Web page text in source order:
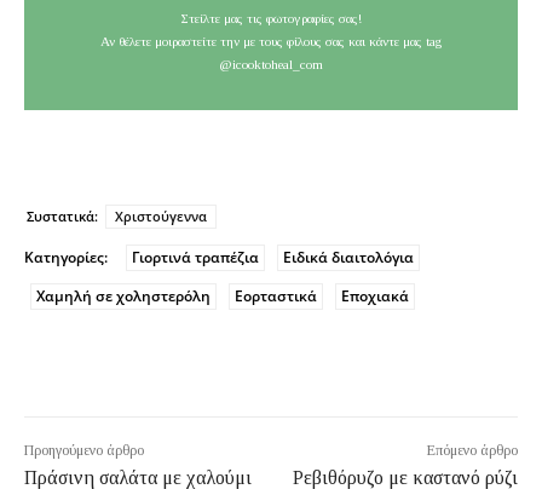
Στείλτε μας τις φωτογραφίες σας!
Αν θέλετε μοιραστείτε την με τους φίλους σας και κάντε μας tag
@icooktoheal_com
Συστατικά: Χριστούγεννα
Κατηγορίες: Γιορτινά τραπέζια
Ειδικά διαιτολόγια
Χαμηλή σε χοληστερόλη
Εορταστικά Εποχιακά
Προηγούμενο άρθρο
Πράσινη σαλάτα με χαλούμι
Επόμενο άρθρο
Ρεβιθόρυζο με καστανό ρύζι